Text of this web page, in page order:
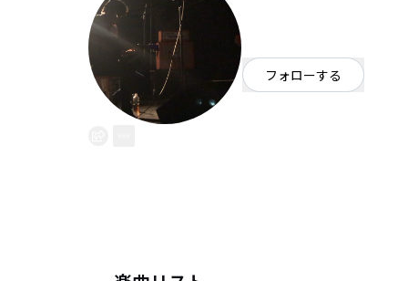
フォローする